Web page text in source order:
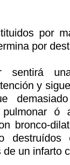
por
por
sentirá
y
pulmonar ó
bronco-
destruídos
un infarto